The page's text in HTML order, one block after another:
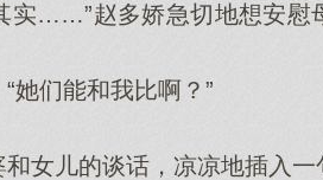
……”赵多娇急切地想安慰
们能和我比啊？”
儿的谈话，凉凉地插入一